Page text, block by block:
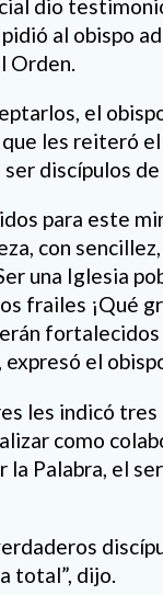
dio
al obispo
Orden.
el
que les reiteró
ser discípulos
para este
con
una Iglesia
frailes ¡Qué
expresó el
les indicó tres
como
la Palabra, el
total”, dijo.